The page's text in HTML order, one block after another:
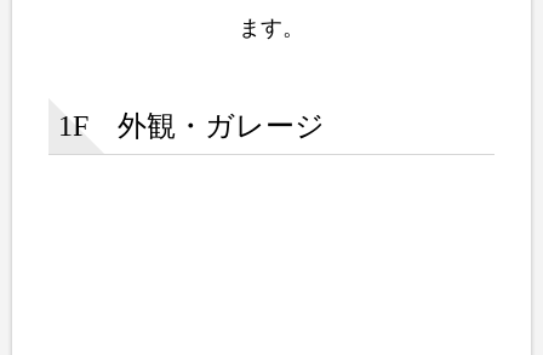
ます。
1F 外観・ガレージ